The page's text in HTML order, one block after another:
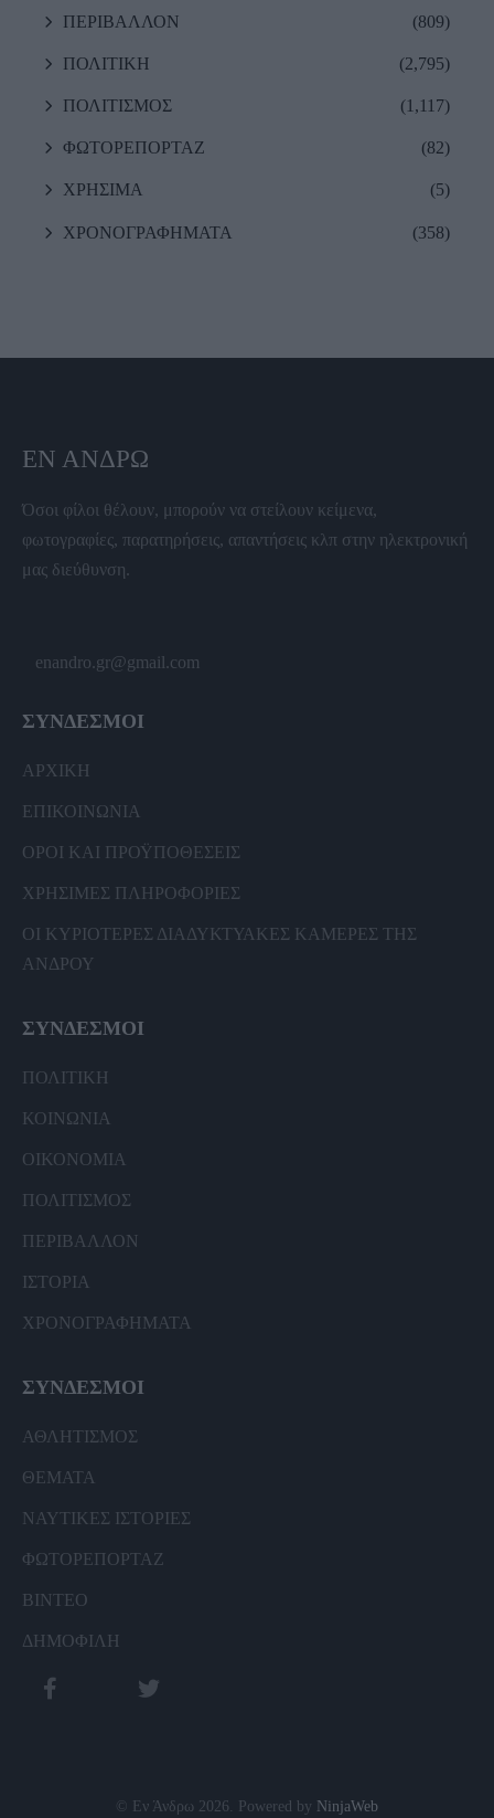
ΠΕΡΙΒΑΛΛΟΝ (809)
ΠΟΛΙΤΙΚΗ (2,795)
ΠΟΛΙΤΙΣΜΟΣ (1,117)
ΦΩΤΟΡΕΠΟΡΤΑΖ (82)
ΧΡΗΣΙΜΑ (5)
ΧΡΟΝΟΓΡΑΦΗΜΑΤΑ (358)
ΕΝ ΆΝΔΡΩ
Όσοι φίλοι θέλουν, μπορούν να στείλουν κείμενα,
φωτογραφίες, παρατηρήσεις, απαντήσεις κλπ στην ηλεκτρονική
μας διεύθυνση.
enandro.gr@gmail.com
ΣΥΝΔΕΣΜΟΙ
ΑΡΧΙΚΗ
ΕΠΙΚΟΙΝΩΝΙΑ
ΟΡΟΙ ΚΑΙ ΠΡΟΫΠΟΘΕΣΕΙΣ
ΧΡΗΣΙΜΕΣ ΠΛΗΡΟΦΟΡΙΕΣ
ΟΙ ΚΥΡΙΟΤΕΡΕΣ ΔΙΑΔΥΚΤΥΑΚΕΣ ΚΑΜΕΡΕΣ ΤΗΣ
ΑΝΔΡΟΥ
ΣΥΝΔΕΣΜΟΙ
ΠΟΛΙΤΙΚΗ
ΚΟΙΝΩΝΙΑ
ΟΙΚΟΝΟΜΙΑ
ΠΟΛΙΤΙΣΜΟΣ
ΠΕΡΙΒΑΛΛΟΝ
ΙΣΤΟΡΙΑ
ΧΡΟΝΟΓΡΑΦΗΜΑΤΑ
ΣΥΝΔΕΣΜΟΙ
ΑΘΛΗΤΙΣΜΟΣ
ΘΕΜΑΤΑ
ΝΑΥΤΙΚΕΣ ΙΣΤΟΡΙΕΣ
ΦΩΤΟΡΕΠΟΡΤΑΖ
ΒΙΝΤΕΟ
ΔΗΜΟΦΙΛΗ
© Εν Άνδρω 2026. Powered by NinjaWeb